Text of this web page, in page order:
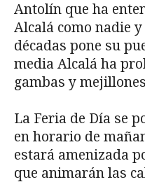
Antolín que ha
Alcalá como nadie
décadas pone su
media Alcalá ha
gambas y
La Feria de Día se
en horario de
estará amenizada
que animarán las